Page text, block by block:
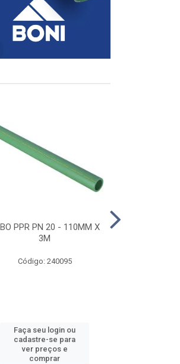
PPR PN 20 - 110MM X
3M
Código: 240095
Faça seu login ou
cadastre-se para
ver preços e
comprar